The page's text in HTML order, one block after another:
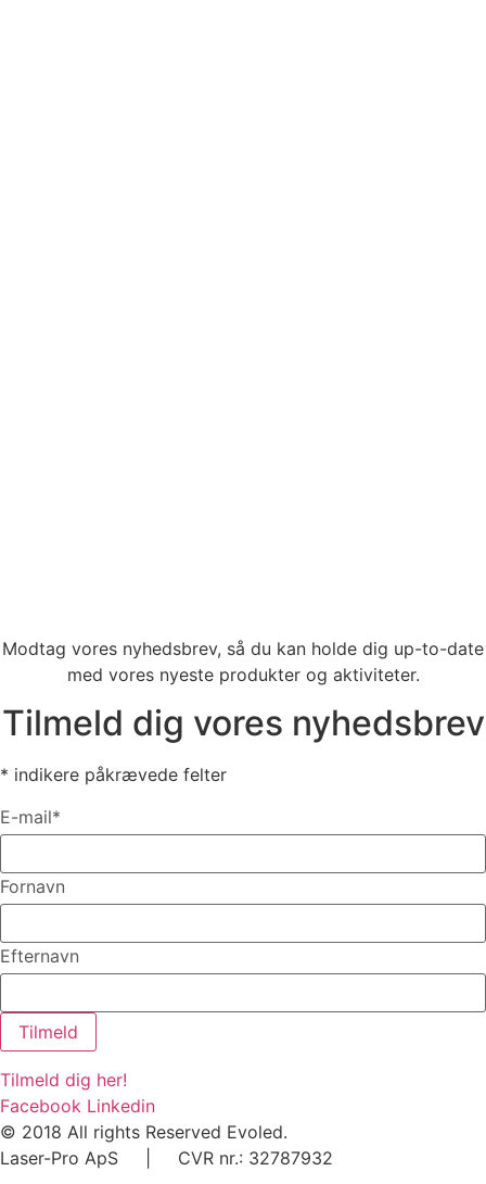
Modtag vores nyhedsbrev, så du kan holde dig up-to-date
med vores nyeste produkter og aktiviteter.​
Tilmeld dig vores nyhedsbrev
* indikere påkrævede felter
E-mail*
Fornavn
Efternavn
Tilmeld
Tilmeld dig her!​
Facebook Linkedin
© 2018 All rights Reserved Evoled.
Laser-Pro ApS | CVR nr.: 32787932